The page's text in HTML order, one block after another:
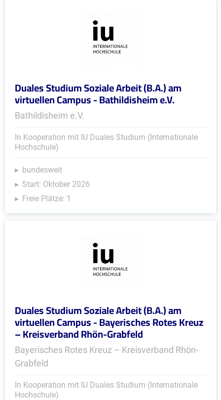
Duales Studium Soziale Arbeit (B.A.) am
virtuellen Campus - Bathildisheim e.V.
Bathildisheim e.V.
In Kooperation mit IU Duales Studium (Internationale
Hochschule)
bundesweit
Start: Oktober 2026
Freie Plätze: 1
Duales Studium Soziale Arbeit (B.A.) am
virtuellen Campus - Bayerisches Rotes Kreuz
– Kreisverband Rhön-Grabfeld
Bayerisches Rotes Kreuz – Kreisverband Rhön-
Grabfeld
In Kooperation mit IU Duales Studium (Internationale
Hochschule)